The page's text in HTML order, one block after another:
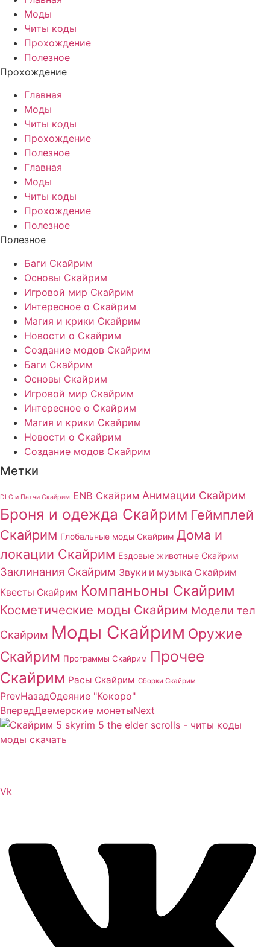
Моды
Читы коды
Прохождение
Полезное
Прохождение
Главная
Моды
Читы коды
Прохождение
Полезное
Главная
Моды
Читы коды
Прохождение
Полезное
Полезное
Баги Скайрим
Основы Скайрим
Игровой мир Скайрим
Интересное о Скайрим
Магия и крики Скайрим
Новости о Скайрим
Создание модов Скайрим
Баги Скайрим
Основы Скайрим
Игровой мир Скайрим
Интересное о Скайрим
Магия и крики Скайрим
Новости о Скайрим
Создание модов Скайрим
Метки
DLC и Патчи Скайрим ENB Скайрим Анимации Скайрим
Броня и одежда Скайрим Геймплей
Скайрим Глобальные моды Скайрим Дома и
локации Скайрим Ездовые животные Скайрим
Заклинания Скайрим Звуки и музыка Скайрим
Квесты Скайрим Компаньоны Скайрим
Косметические моды Скайрим Модели тел
Скайрим Моды Скайрим Оружие
Скайрим Программы Скайрим Прочее
Скайрим Расы Скайрим Сборки Скайрим
PrevНазадОдеяние "Кокоро"
ВпередДвемерские монетыNext
Vk